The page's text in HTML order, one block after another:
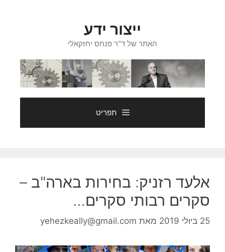
ייצור ידע
האתר של ד"ר פנחס יחזקאלי
תפריט
אלעד רזניק: בחירות בארה"ב –
סקרים רבותי סקרים…
25 ביולי 2019 מאת yehezkeally@gmail.com